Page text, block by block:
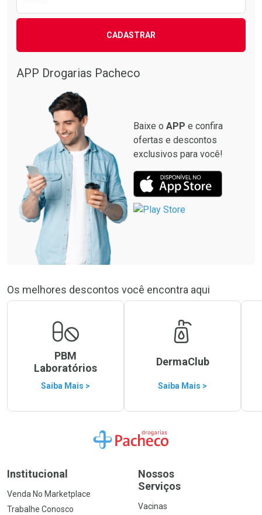
CADASTRAR
APP Drogarias Pacheco
Baixe o APP e confira
ofertas e descontos
exclusivos para você!
Os melhores descontos você encontra aqui
PBM
Laboratórios
Saiba Mais >
DermaClub
Saiba Mais >
Ir para a Home
Institucional
Venda No Marketplace
Trabalhe Conosco
Nossos
Serviços
Vacinas